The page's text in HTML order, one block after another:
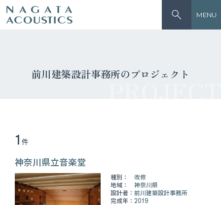
MENU
前川建築設計事務所のプロジェクト
PROJECT
1 件
神奈川県立音楽堂
種別：
改修
地域：
神奈川県
設計者： 前川建築設計事務所
完成年： 2019